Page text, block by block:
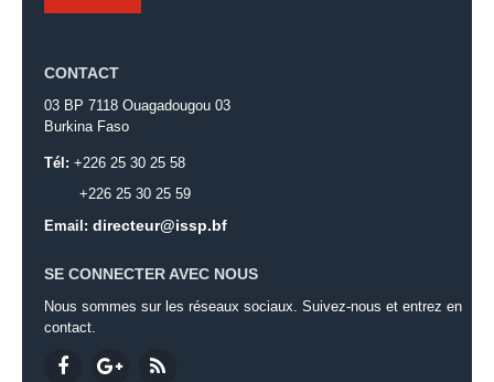
CONTACT
03 BP 7118 Ouagadougou 03
Burkina Faso
Tél: +226 25 30 25 58
+226 25 30 25 59
Email: directeur@issp.bf
SE CONNECTER AVEC NOUS
Nous sommes sur les réseaux sociaux. Suivez-nous et entrez en
contact.